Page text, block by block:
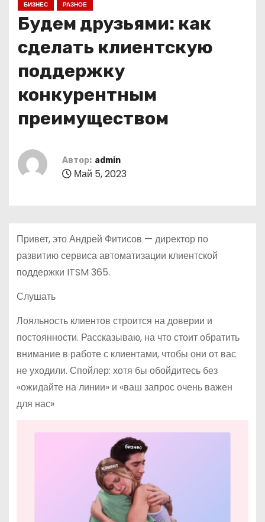
БИЗНЕС РАЗНОЕ
Будем друзьями: как
сделать клиентскую
поддержку
конкурентным
преимуществом
Автор: admin
Май 5, 2023
Привет, это Андрей Фитисов — директор по
развитию сервиса автоматизации клиентской
поддержки ITSM 365.
Слушать
Лояльность клиентов строится на доверии и
постоянности. Рассказываю, на что стоит обратить
внимание в работе с клиентами, чтобы они от вас
не уходили. Спойлер: хотя бы обойдитесь без
«ожидайте на линии» и «ваш запрос очень важен
для нас»